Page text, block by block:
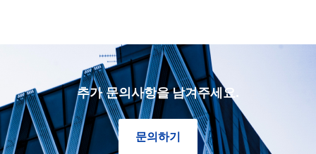
추가 문의사항을 남겨주세요.
문의하기